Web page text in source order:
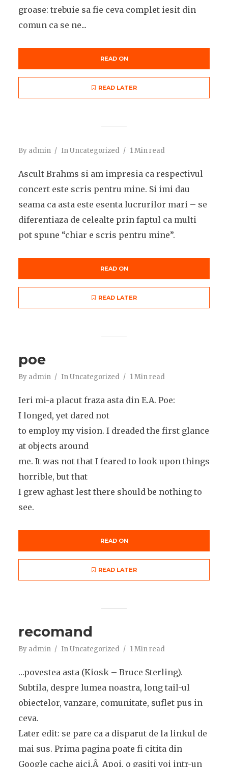
groase: trebuie sa fie ceva complet iesit din
comun ca se ne...
READ ON
READ LATER
By admin InUncategorized 1 Min read
Ascult Brahms si am impresia ca respectivul
concert este scris pentru mine. Si imi dau
seama ca asta este esenta lucrurilor mari – se
diferentiaza de celealte prin faptul ca multi
pot spune “chiar e scris pentru mine”.
READ ON
READ LATER
poe
By admin InUncategorized 1 Min read
Ieri mi-a placut fraza asta din E.A. Poe:
I longed, yet dared not
to employ my vision. I dreaded the first glance
at objects around
me. It was not that I feared to look upon things
horrible, but that
I grew aghast lest there should be nothing to
see.
READ ON
READ LATER
recomand
By admin InUncategorized 1 Min read
…povestea asta (Kiosk – Bruce Sterling).
Subtila, despre lumea noastra, long tail-ul
obiectelor, vanzare, comunitate, suflet pus in
ceva.
Later edit: se pare ca a disparut de la linkul de
mai sus. Prima pagina poate fi citita din
Google cache aici.Â Apoi, o gasiti voi intr-un